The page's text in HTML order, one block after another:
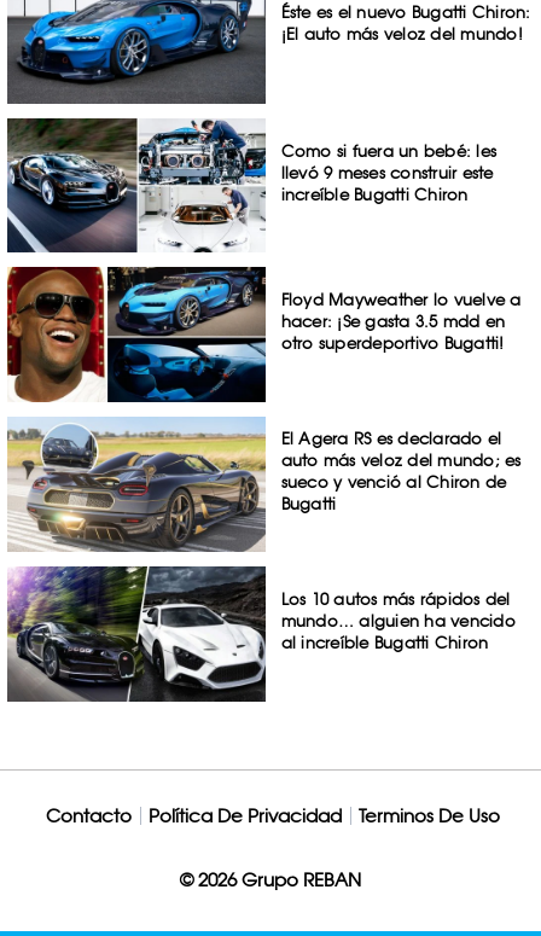
Éste es el nuevo Bugatti Chiron:
¡El auto más veloz del mundo!
Como si fuera un bebé: les
llevó 9 meses construir este
increíble Bugatti Chiron
Floyd Mayweather lo vuelve a
hacer: ¡Se gasta 3.5 mdd en
otro superdeportivo Bugatti!
El Agera RS es declarado el
auto más veloz del mundo; es
sueco y venció al Chiron de
Bugatti
Los 10 autos más rápidos del
mundo… alguien ha vencido
al increíble Bugatti Chiron
Contacto Política De Privacidad Terminos De Uso
© 2026 Grupo REBAN